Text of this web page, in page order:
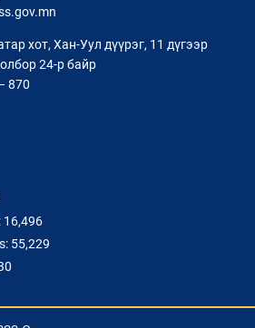
хот, Хан-Уул дүүрэг, 11 дүгээр
24-р байр
870
16,496
55,229